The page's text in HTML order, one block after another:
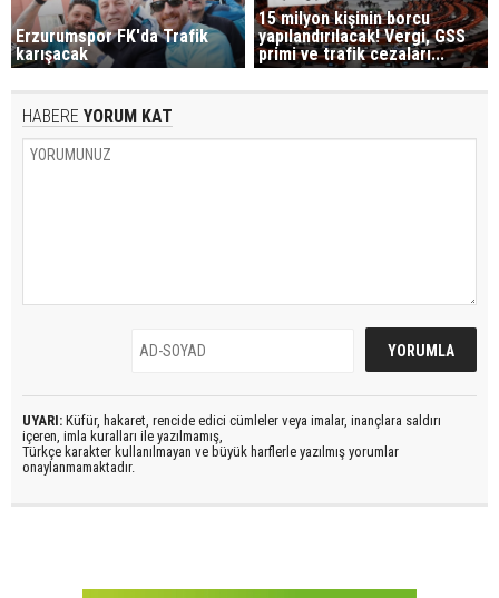
Erzurumspor FK'da Trafik
karışacak
15 milyon kişinin borcu
yapılandırılacak! Vergi, GSS
primi ve trafik cezaları...
HABERE YORUM KAT
UYARI: Küfür, hakaret, rencide edici cümleler veya imalar, inançlara saldırı
içeren, imla kuralları ile yazılmamış,
Türkçe karakter kullanılmayan ve büyük harflerle yazılmış yorumlar
onaylanmamaktadır.